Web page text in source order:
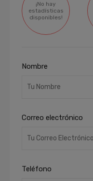
¡No hay
estadísticas
disponibles!
Nombre
Correo electrónico
Teléfono